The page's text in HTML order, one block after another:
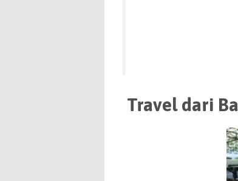
Travel dari